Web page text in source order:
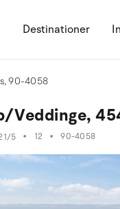
Destinationer
90-4058
Veddinge,
5 • 12 • 90-4058